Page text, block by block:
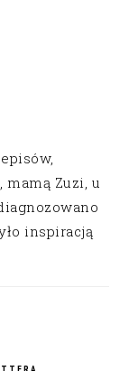
Zuzi, u
inspiracją